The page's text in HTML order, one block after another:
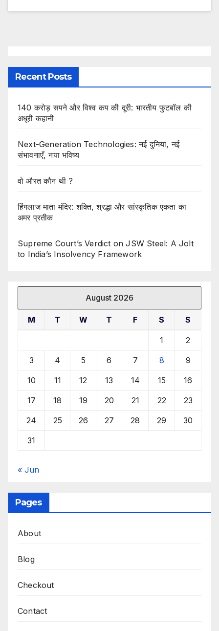
Recent Posts
140 करोड़ सपने और विश्व कप की दूरी: भारतीय फुटबॉल की
अधूरी कहानी
Next-Generation Technologies: नई दुनिया, नई
संभावनाएँ, नया भविष्य
वो औरत कौन थी ?
हिंगलाज माता मंदिर: शक्ति, श्रद्धा और सांस्कृतिक एकता का
अमर प्रतीक
Supreme Court’s Verdict on JSW Steel: A Jolt
to India’s Insolvency Framework
August 2026
M T W T F S S
1 2
3 4 5 6 7 8 9
10 11 12 13 14 15 16
17 18 19 20 21 22 23
24 25 26 27 28 29 30
31
« Jun
Pages
About
Blog
Checkout
Contact